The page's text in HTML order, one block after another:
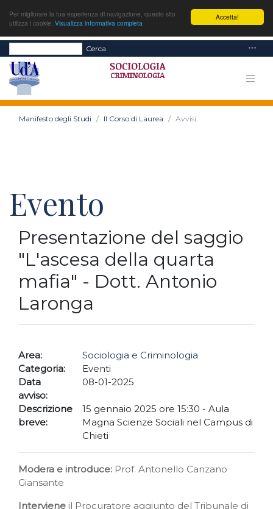
Accetta!
Per migliorare la tua esperienza di navigazione, questo sito
utilizza i cookie. Visualizza informativa completa
Cerca
Manifesto degli Studi Il Corso di Laurea Avvisi
Evento
Presentazione del saggio
"L'ascesa della quarta
mafia" - Dott. Antonio
Laronga
Area:
Sociologia e Criminologia
Categoria:
Eventi
Data
avviso:
08-01-2025
Descrizione
breve:
15 gennaio 2025 ore 15:30 - Aula
Magna Scienze Sociali nel Campus di
Chieti
Modera e introduce: Prof. Antonello Canzano
Giansante
Interviene il Procuratore aggiunto del Tribunale di